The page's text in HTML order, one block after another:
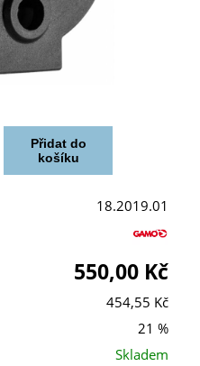
18.2019.01
550,00 Kč
454,55 Kč
21 %
Skladem